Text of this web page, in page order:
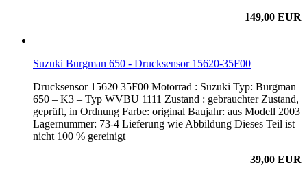
149,00 EUR
Suzuki Burgman 650 - Drucksensor 15620-35F00
Drucksensor 15620 35F00 Motorrad : Suzuki Typ: Burgman
650 – K3 – Typ WVBU 1111 Zustand : gebrauchter Zustand,
geprüft, in Ordnung Farbe: original Baujahr: aus Modell 2003
Lagernummer: 73-4 Lieferung wie Abbildung Dieses Teil ist
nicht 100 % gereinigt
39,00 EUR